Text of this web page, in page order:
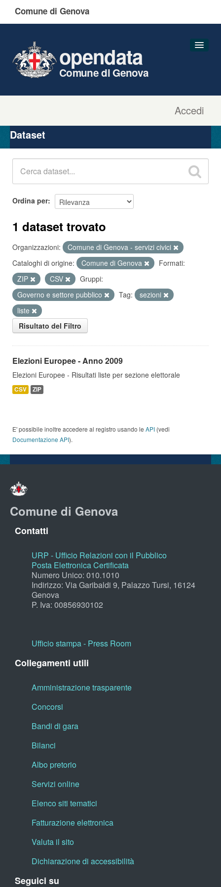
Comune di Genova
Accedi
opendata
Comune di Genova
Organizzazioni
Gruppi
Dataset
Ordina per
1 dataset trovato
Organizzazioni:
Comune di Genova - servizi civici
Cataloghi di origine:
Comune di Genova
Formati:
ZIP
CSV
Gruppi:
Governo e settore pubblico
Tag:
sezioni
liste
Risultato del Filtro
Elezioni Europee - Anno 2009
Elezioni Europee - Risultati liste per sezione elettorale
CSV ZIP
E' possibile inoltre accedere al registro usando le API (vedi
Documentazione API).
Comune di Genova
Contatti
URP - Ufficio Relazioni con il Pubblico
Posta Elettronica Certificata
Numero Unico: 010.1010
Indirizzo: Via Garibaldi 9, Palazzo Tursi, 16124
Genova
P. Iva: 00856930102
Ufficio stampa - Press Room
Collegamenti utili
Amministrazione trasparente
Concorsi
Bandi di gara
Bilanci
Albo pretorio
Servizi online
Elenco siti tematici
Fatturazione elettronica
Valuta il sito
Dichiarazione di accessibilità
Seguici su